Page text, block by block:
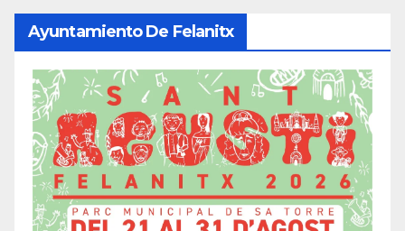
Ayuntamiento De Felanitx